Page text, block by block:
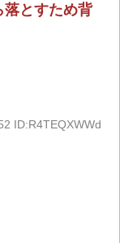
落とすため背
ID:R4TEQXWWd